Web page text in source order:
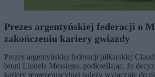
Prezes argentyńskiej federacji o
zakończeniu kariery gwiazdy
Prezes argentyńskiej federacji piłkarskiej
broni Lionela Messiego, podkreślając, że
kariery reprezentacyjnej należy wyłącznie do